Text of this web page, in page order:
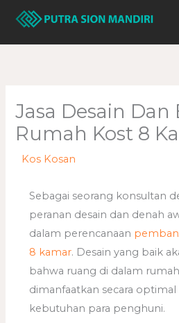
Lewati
konten
Jasa Desain
Rumah Kost 8
Kos Kosan
Sebagai seorang konsultan
peranan desain dan denah
dalam perencanaan
8 kamar. Desain yang baik
bahwa ruang di dalam
dimanfaatkan secara
kebutuhan para penghuni.